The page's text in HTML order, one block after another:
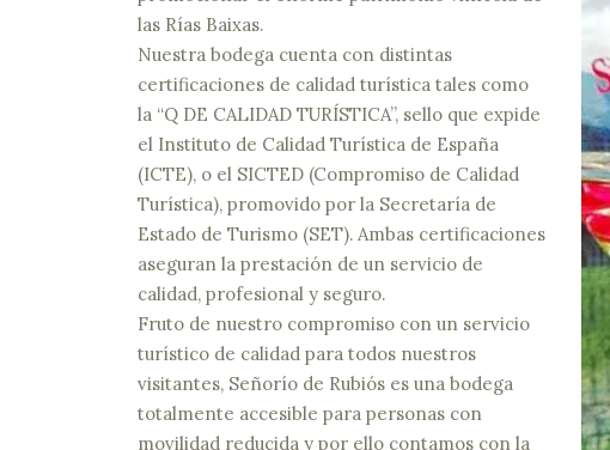
las Rías Baixas.
Nuestra bodega cuenta con distintas
certificaciones de calidad turística tales como
la “Q DE CALIDAD TURÍSTICA”, sello que expide
el Instituto de Calidad Turística de España
(ICTE), o el SICTED (Compromiso de Calidad
Turística), promovido por la Secretaría de
Estado de Turismo (SET). Ambas certificaciones
aseguran la prestación de un servicio de
calidad, profesional y seguro.
Fruto de nuestro compromiso con un servicio
turístico de calidad para todos nuestros
visitantes, Señorío de Rubiós es una bodega
totalmente accesible para personas con
movilidad reducida y por ello contamos con la